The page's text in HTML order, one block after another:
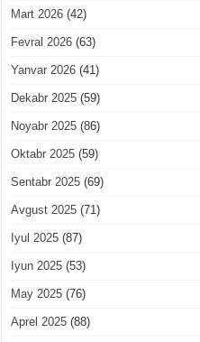
Mart 2026 (42)
Fevral 2026 (63)
Yanvar 2026 (41)
Dekabr 2025 (59)
Noyabr 2025 (86)
Oktabr 2025 (59)
Sentabr 2025 (69)
Avgust 2025 (71)
Iyul 2025 (87)
Iyun 2025 (53)
May 2025 (76)
Aprel 2025 (88)